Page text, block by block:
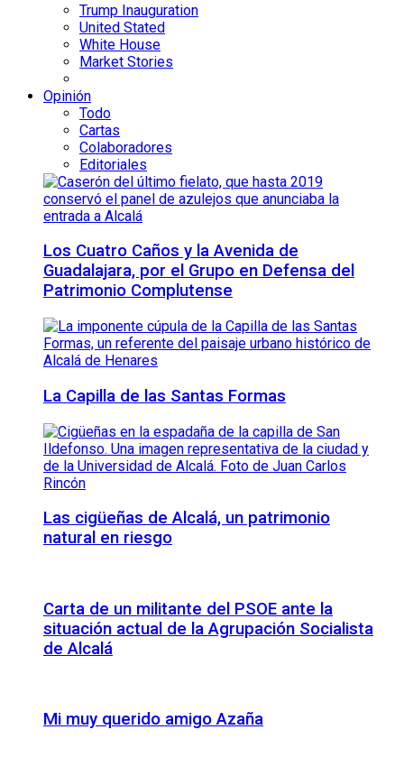
Trump Inauguration
United Stated
White House
Market Stories
Opinión
Todo
Cartas
Colaboradores
Editoriales
Los Cuatro Caños y la Avenida de
Guadalajara, por el Grupo en Defensa del
Patrimonio Complutense
La Capilla de las Santas Formas
Las cigüeñas de Alcalá, un patrimonio
natural en riesgo
Carta de un militante del PSOE ante la
situación actual de la Agrupación Socialista
de Alcalá
Mi muy querido amigo Azaña